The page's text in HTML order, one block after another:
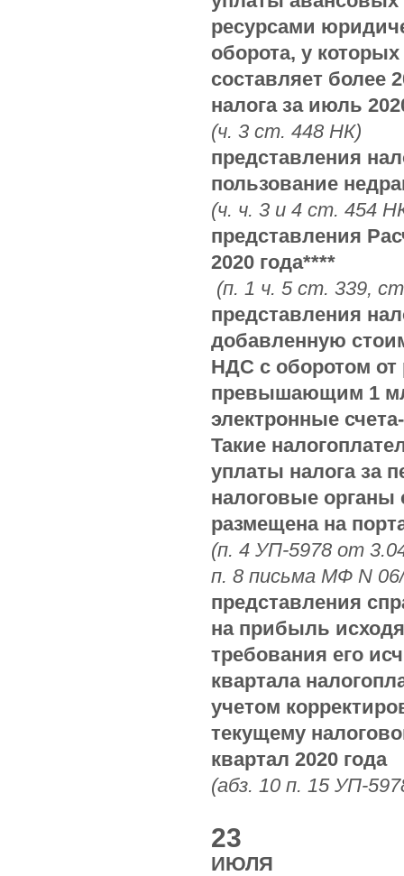
ресурсами
оборота, у
составляет более
налога за июль
(ч. 3 ст. 448 НК)
представления
пользование
(ч. ч. 3 и 4 ст. 454
представления
2020 года****
(п. 1 ч. 5 ст. 339,
представления
добавленную
НДС с оборотом от
превышающим 1
электронные
Такие
уплаты налога за
налоговые
размещена на
(п. 4 УП-5978 от
п. 8 письма МФ N
представления
на прибыль
требования его
квартала
учетом
текущему
квартал 2020 года
(абз. 10 п. 15 УП-
23
ИЮЛЯ